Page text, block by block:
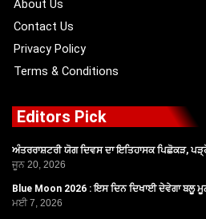
About Us
Contact Us
Privacy Policy
Terms & Conditions
Editors Pick
ਅੰਤਰਰਾਸ਼ਟਰੀ ਯੋਗ ਦਿਵਸ ਦਾ ਇਤਿਹਾਸਕ ਪਿਛੋਕੜ,
ਜੂਨ 20, 2026
Blue Moon 2026 : ਇਸ ਦਿਨ ਦਿਖਾਈ ਦੇਵੇਗਾ ਬਲੂ
ਮਈ 7, 2026